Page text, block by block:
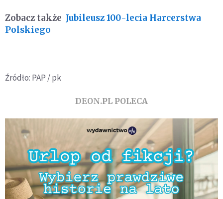
Zobacz także Jubileusz 100-lecia Harcerstwa
Polskiego
Źródło: PAP / pk
DEON.PL POLECA